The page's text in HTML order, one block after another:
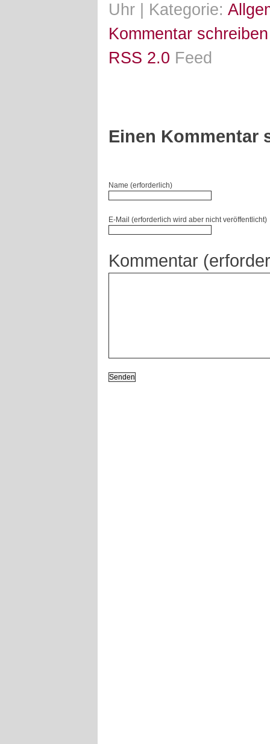
Uhr | Kategorie:
Kommentar schreiben
RSS 2.0 Feed
Einen Kommentar
Name (erforderlich)
E-Mail (erforderlich wird aber nicht veröffentlicht)
Kommentar